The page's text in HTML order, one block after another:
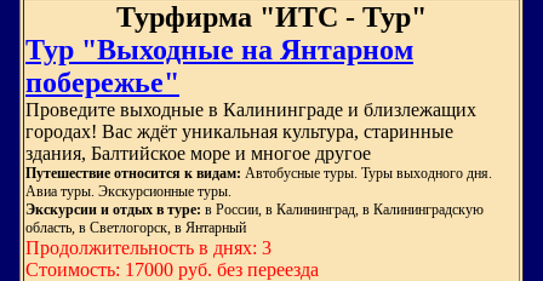
Турфирма "ИТС - Тур"
Тур "Выходные на Янтарном
побережье"
Проведите выходные в Калининграде и близлежащих
городах! Вас ждёт уникальная культура, старинные
здания, Балтийское море и многое другое
Путешествие относится к видам: Автобусные туры. Туры выходного дня.
Авиа туры. Экскурсионные туры.
Экскурсии и отдых в туре: в России, в Калининград, в Калининградскую
область, в Светлогорск, в Янтарный
Продолжительность в днях: 3
Стоимость: 17000 руб. без переезда